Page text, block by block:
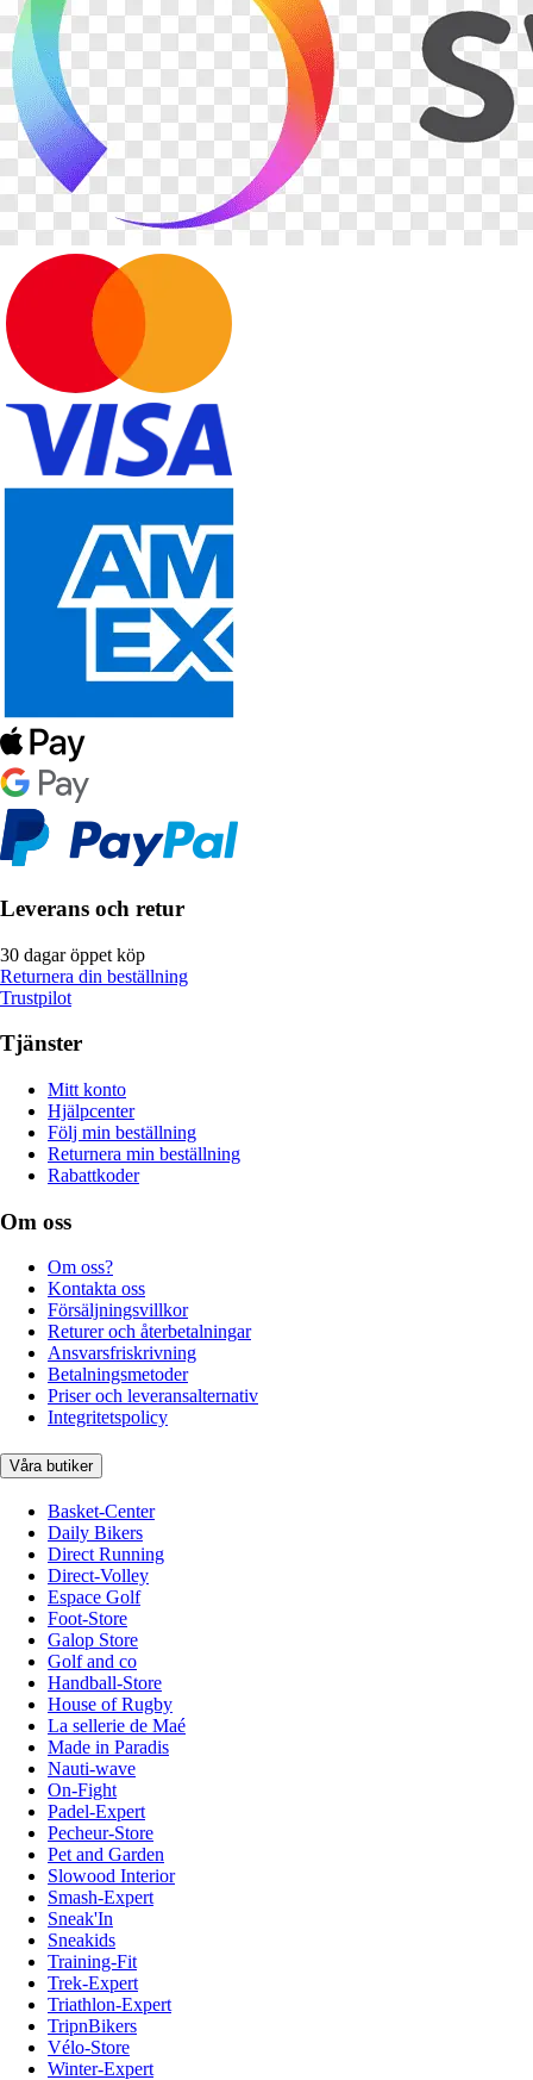
Leverans och retur
30 dagar öppet köp
Returnera din beställning
Trustpilot
Tjänster
Mitt konto
Hjälpcenter
Följ min beställning
Returnera min beställning
Rabattkoder
Om oss
Om oss?
Kontakta oss
Försäljningsvillkor
Returer och återbetalningar
Ansvarsfriskrivning
Betalningsmetoder
Priser och leveransalternativ
Integritetspolicy
Våra butiker
Basket-Center
Daily Bikers
Direct Running
Direct-Volley
Espace Golf
Foot-Store
Galop Store
Golf and co
Handball-Store
House of Rugby
La sellerie de Maé
Made in Paradis
Nauti-wave
On-Fight
Padel-Expert
Pecheur-Store
Pet and Garden
Slowood Interior
Smash-Expert
Sneak'In
Sneakids
Training-Fit
Trek-Expert
Triathlon-Expert
TripnBikers
Vélo-Store
Winter-Expert